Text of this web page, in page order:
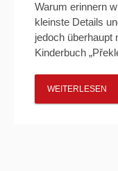
Warum erinnern
kleinste Details
jedoch überhaupt
Kinderbuch
WEITERLESEN